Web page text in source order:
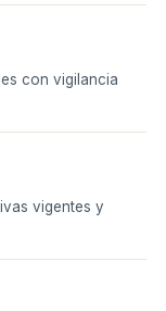
con vigilancia
vigentes y